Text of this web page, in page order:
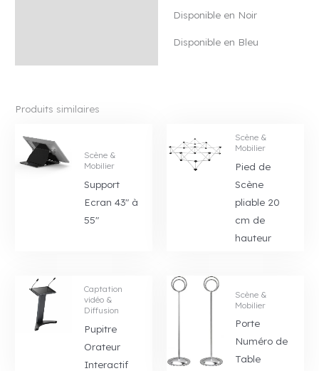
Disponible en Noir
Disponible en Bleu
Produits similaires
Scène &
Mobilier
Support
Ecran 43″ à
55″
Scène &
Mobilier
Pied de
Scène
pliable 20
cm de
hauteur
Captation
vidéo &
Diffusion
Pupitre
Orateur
Interactif
Scène &
Mobilier
Porte
Numéro de
Table